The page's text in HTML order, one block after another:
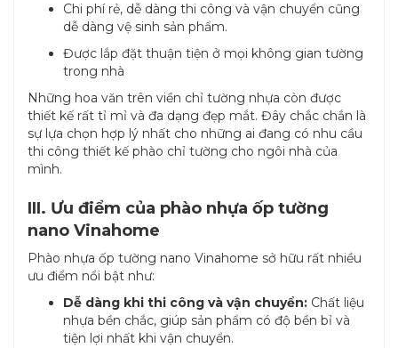
Chi phí rẻ, dễ dàng thi công và vận chuyển cũng
dễ dàng vệ sinh sản phẩm.
Được lắp đặt thuận tiện ở mọi không gian tường
trong nhà
Những hoa văn trên viền chỉ tường nhựa còn được
thiết kế rất tỉ mỉ và đa dạng đẹp mắt. Đây chắc chắn là
sự lựa chọn hợp lý nhất cho những ai đang có nhu cầu
thi công thiết kế phào chỉ tường cho ngôi nhà của
mình.
III. Ưu điểm của phào nhựa ốp tường
nano Vinahome
Phào nhựa ốp tường nano Vinahome sở hữu rất nhiều
ưu điểm nổi bật như:
Dễ dàng khi thi công và vận chuyển: Chất liệu
nhựa bền chắc, giúp sản phẩm có độ bền bỉ và
tiện lợi nhất khi vận chuyển.